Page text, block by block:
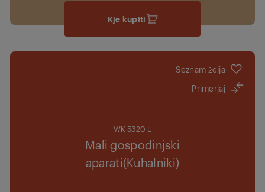
Kje kupiti
Seznam želja
Primerjaj
WK 5320 L
Mali gospodinjski
aparati(Kuhalniki)